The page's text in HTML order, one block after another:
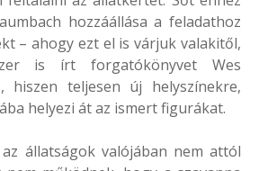
hozzáállása a feladathoz
– ahogy ezt el is várjuk valakitől,
is írt forgatókönyvet Wes
hiszen teljesen új helyszínekre,
helyezi át az ismert figurákat.
állatságok valójában nem attól